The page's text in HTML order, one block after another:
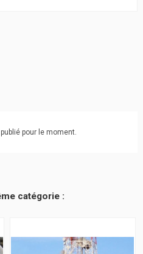
pour le moment.
catégorie :